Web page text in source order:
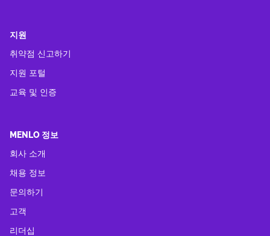
지원
취약점 신고하기
지원 포털
교육 및 인증
MENLO 정보
회사 소개
채용 정보
문의하기
고객
리더십